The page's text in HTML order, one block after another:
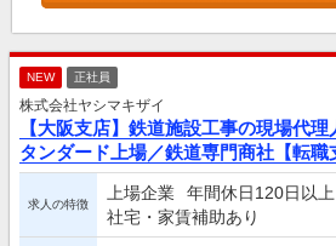
NEW 正社員
株式会社ヤシマキザイ
【大阪支店】鉄道施設工事の現場代
タンダード上場／鉄道専門商社【転職
求人の特徴
上場企業 年間休日120日以上
社宅・家賃補助あり